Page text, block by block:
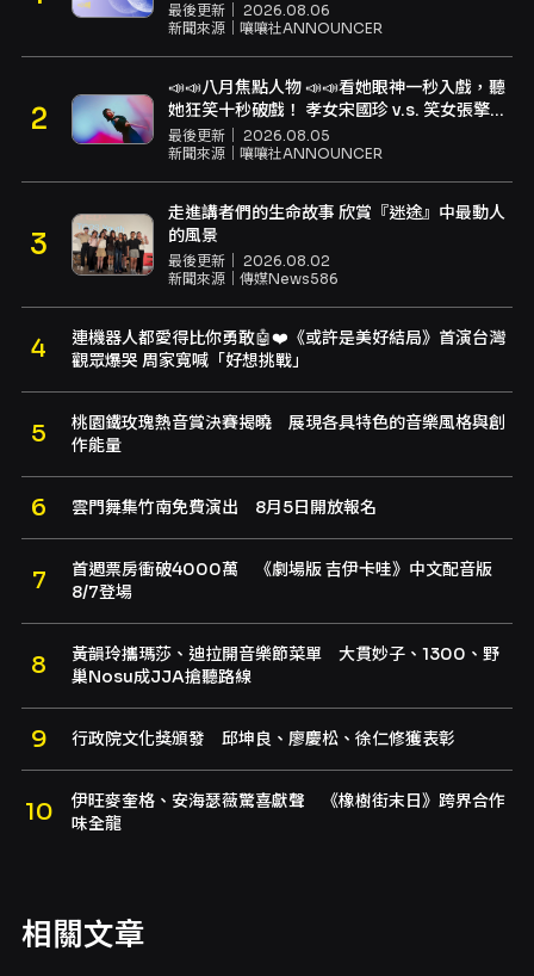
最後更新｜ 2026.08.06
新聞來源｜ 嚷嚷社ANNOUNCER
📣📣八月焦點人物 📣📣看她眼神一秒入戲，聽
她狂笑十秒破戲！ 孝女宋國珍 v.s. 笑女張擎
佳：本是同根生，相約壓車別太急
最後更新｜ 2026.08.05
新聞來源｜ 嚷嚷社ANNOUNCER
走進講者們的生命故事 欣賞『迷途』中最動人
的風景
最後更新｜ 2026.08.02
新聞來源｜ 傳媒News586
連機器人都愛得比你勇敢🤖❤️《或許是美好結局》首演台灣
觀眾爆哭 周家寬喊「好想挑戰」
桃園鐵玫瑰熱音賞決賽揭曉 展現各具特色的音樂風格與創
作能量
雲門舞集竹南免費演出 8月5日開放報名
首週票房衝破4000萬 《劇場版 吉伊卡哇》中文配音版
8/7登場
黃韻玲攜瑪莎、迪拉開音樂節菜單 大貫妙子、1300、野
巢Nosu成JJA搶聽路線
行政院文化獎頒發 邱坤良、廖慶松、徐仁修獲表彰
伊旺麥奎格、安海瑟薇驚喜獻聲 《橡樹街末日》跨界合作
味全龍
相關文章